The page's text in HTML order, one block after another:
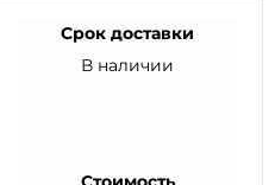
Срок доставки
В наличии